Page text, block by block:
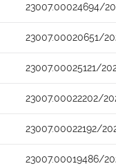
23007.00024694/
23007.00020651/
23007.00025121/
23007.00022202/
23007.00022192/
23007.00019486/